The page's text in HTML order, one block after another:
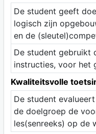
De student geeft
logisch zijn
en de
De student gebruikt
instructies, voor het
Kwaliteitsvolle
De student
de doelgroep de
les(senreeks) op de